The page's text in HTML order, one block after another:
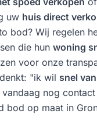
uw huis direct
bod? Wij regelen
die hun woning
voor onze
"ik wil snel
vandaag nog
bod op maat in